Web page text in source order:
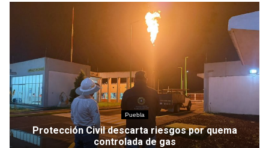
Puebla
Protección Civil descarta riesgos por quema
controlada de gas